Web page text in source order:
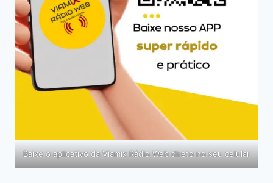
Baixe o aplicativo da Viamix Rádio Web direto no seu celular